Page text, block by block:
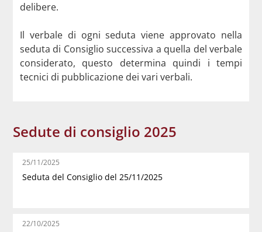
delibere.
Il verbale di ogni seduta viene approvato nella
seduta di Consiglio successiva a quella del verbale
considerato, questo determina quindi i tempi
tecnici di pubblicazione dei vari verbali.
Sedute di consiglio 2025
25/11/2025
Seduta del Consiglio del 25/11/2025
22/10/2025